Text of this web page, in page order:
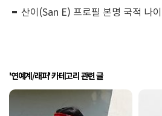
산이(San E) 프로필 본명 국적 나
'연예계/래퍼' 카테고리 관련 글